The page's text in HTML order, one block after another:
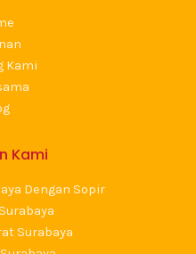
Kami
Kami
Dengan Sopir
Surabaya